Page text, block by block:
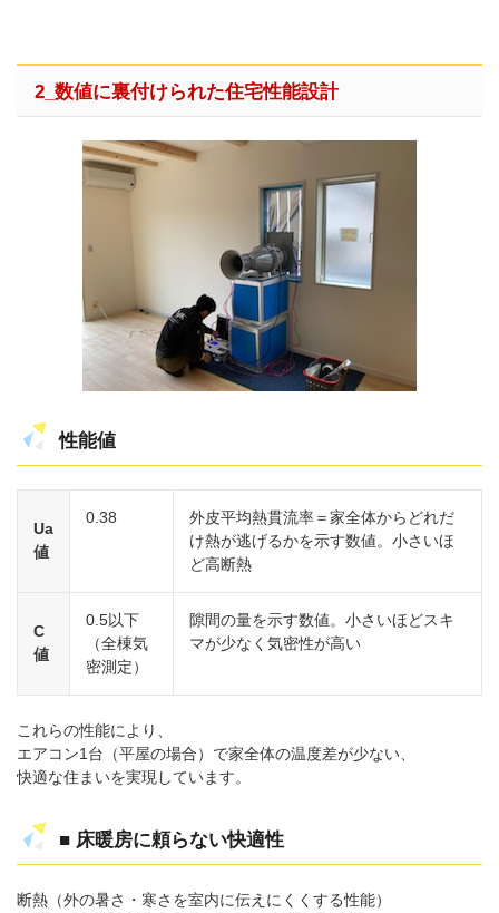
2_数値に裏付けられた住宅性能設計
性能値
Ua
値
0.38
外皮平均熱貫流率＝家全体からどれだ
け熱が逃げるかを示す数値。小さいほ
ど高断熱
C
値
0.5以下
（全棟気
密測定）
隙間の量を示す数値。小さいほどスキ
マが少なく気密性が高い
これらの性能により、
エアコン1台（平屋の場合）で家全体の温度差が少ない、
快適な住まいを実現しています。
■ 床暖房に頼らない快適性
断熱（外の暑さ・寒さを室内に伝えにくくする性能）